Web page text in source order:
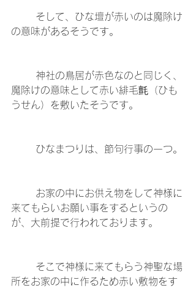
の意味があるそうです。
魔除けの意味として赤い緋毛氈（ひも
うせん）を敷いたそうです。
	ひなまつりは、節句行事の一つ。
来てもらいお願い事をするというの
が、大前提で行われております。
所をお家の中に作るため赤い敷物をす